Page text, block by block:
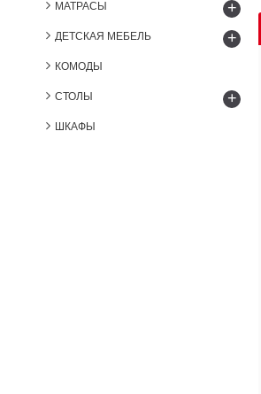
МАТРАСЫ +
ДЕТСКАЯ МЕБЕЛЬ +
КОМОДЫ
СТОЛЫ +
ШКАФЫ